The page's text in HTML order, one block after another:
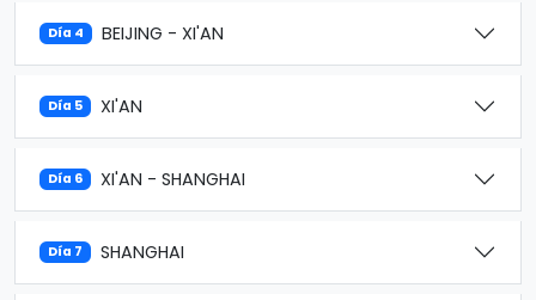
Día 4 BEIJING - XI'AN
Día 5 XI'AN
Día 6 XI'AN - SHANGHAI
Día 7 SHANGHAI